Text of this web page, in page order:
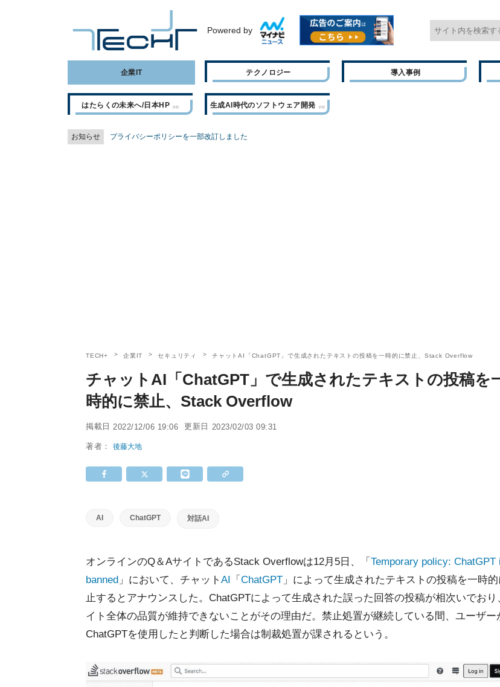
Powered by
企業IT テクノロジー 導入事例
はたらくの未来へ/日本HP 生成AI時代のソフトウェア開発
お知らせ プライバシーポリシーを一部改訂しました
TECH+ 企業IT セキュリティ チャットAI「ChatGPT」で生成されたテキストの投稿を一時的に禁止、Stack Overflow
チャットAI「ChatGPT」で生成されたテキストの投稿を
時的に禁止、Stack Overflow
掲載日 2022/12/06 19:06 更新日 2023/02/03 09:31
著者：後藤大地
AI ChatGPT 対話AI
オンラインのQ＆AサイトであるStack Overflowは12月5日、「 Temporary policy: ChatGPT
banned 」において、チャット AI 「 ChatGPT 」によって生成されたテキストの投稿を一時
止するとアナウンスした。ChatGPTによって生成された誤った回答の投稿が相次いでおり
イト全体の品質が維持できないことがその理由だ。禁止処置が継続している間、ユーザー
ChatGPTを使用したと判断した場合は制裁処置が課されるという。